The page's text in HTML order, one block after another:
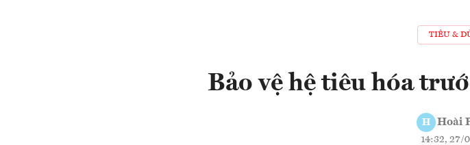
TIÊU &
Bảo vệ hệ tiêu hóa
H Hoài
14:32, 27/